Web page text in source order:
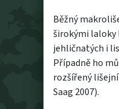
Běžný
širokými laloky
jehličnatých i
Případně ho
rozšířený
Saag 2007).